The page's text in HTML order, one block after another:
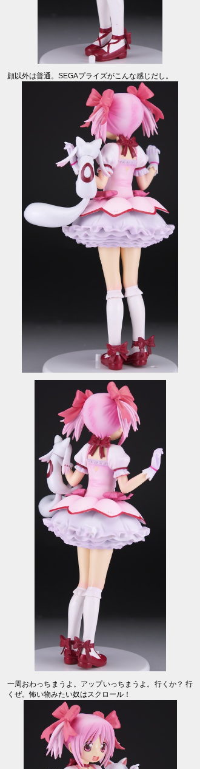
顔以外は普通。SEGAプライズがこんな感じだし。
一周おわっちまうよ。アップいっちまうよ。行くか？ 行
くぜ。怖い物みたい奴はスクロール！